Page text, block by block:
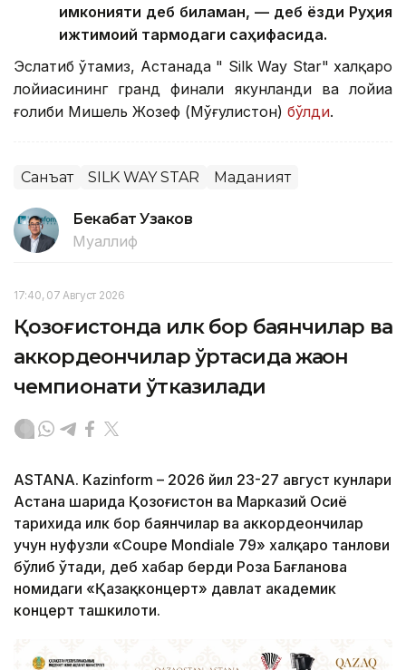
имконияти деб биламан, — деб ёзди Руҳия
ижтимоий тармоқдаги саҳифасида.
Эслатиб ўтамиз, Астанада " Silk Way Star" халқаро
лойиҳасининг гранд финали якунланди ва лойиҳа
ғолиби Мишель Жозеф (Мўғулистон) бўлди.
Санъат SILK WAY STAR Маданият
Бекабат Узаков
Муаллиф
17:40, 07 Август 2026
Қозоғистонда илк бор баянчилар ва
аккордеончилар ўртасида жаҳон
чемпионати ўтказилади
ASTANA. Kazinform – 2026 йил 23-27 август кунлари
Астана шаҳрида Қозоғистон ва Марказий Осиё
тарихида илк бор баянчилар ва аккордеончилар
учун нуфузли «Coupe Mondiale 79» халқаро танлови
бўлиб ўтади, деб хабар берди Роза Бағланова
номидаги «Қазақконцерт» давлат академик
концерт ташкилоти.